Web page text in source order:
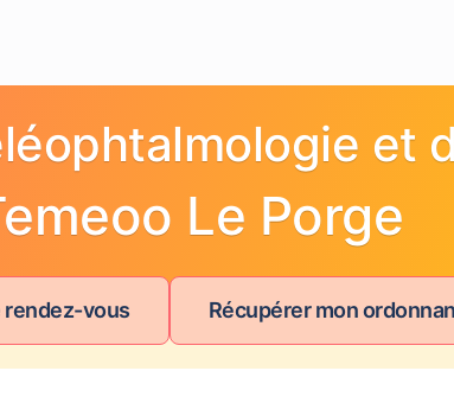
et
Le Porge
rendez-vous Récupérer mon